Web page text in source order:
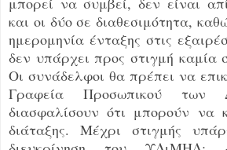
και οι δύο σε διαθεσιμότητα,
ημερομηνία ένταξης στις
δεν υπάρχει προς στιγμή καμία
Οι συνάδελφοι θα πρέπει να
Γραφεία Προσωπικού
διασφαλίσουν ότι μπορούν να
διάταξης. Μέχρι στιγμής